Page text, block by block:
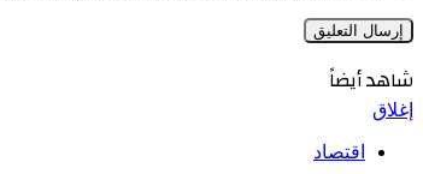
شاهد أيضاً
إغلاق
اقتصاد